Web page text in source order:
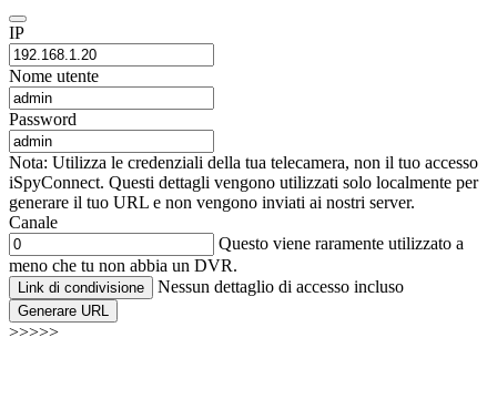
IP
Nome utente
Password
Nota: Utilizza le credenziali della tua telecamera, non il tuo accesso
iSpyConnect. Questi dettagli vengono utilizzati solo localmente per
generare il tuo URL e non vengono inviati ai nostri server.
Canale
Questo viene raramente utilizzato a
meno che tu non abbia un DVR.
Link di condivisione Nessun dettaglio di accesso incluso
Generare URL
>>>>>